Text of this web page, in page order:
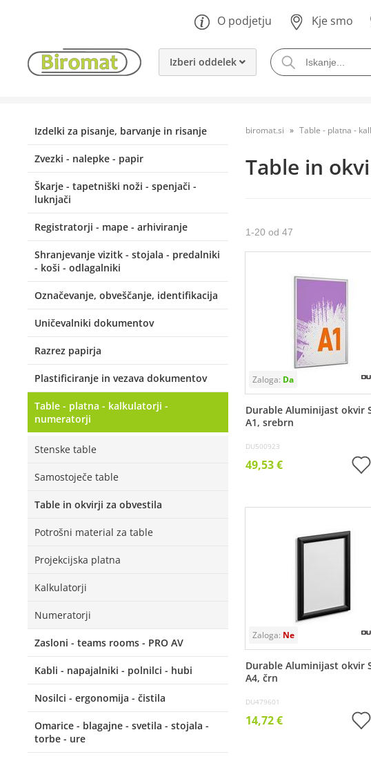
O podjetju Kje smo
Izberi oddelek
Izdelki za pisanje, barvanje in risanje
Zvezki - nalepke - papir
Škarje - tapetniški noži - spenjači -
luknjači
Registratorji - mape - arhiviranje
Shranjevanje vizitk - stojala - predalniki
- koši - odlagalniki
Označevanje, obveščanje, identifikacija
Uničevalniki dokumentov
Razrez papirja
Plastificiranje in vezava dokumentov
Table - platna - kalkulatorji -
numeratorji
Stenske table
Samostoječe table
Table in okvirji za obvestila
Potrošni material za table
Projekcijska platna
Kalkulatorji
Numeratorji
Zasloni - teams rooms - PRO AV
Kabli - napajalniki - polnilci - hubi
Nosilci - ergonomija - čistila
Omarice - blagajne - svetila - stojala -
torbe - ure
biromat.si Table - platna -
Table in
1-20 od 47
Durable Aluminijast okvir
A1, srebrn
DU500923
49,53 €
Durable Aluminijast okvir
A4, črn
DU479601
14,72 €